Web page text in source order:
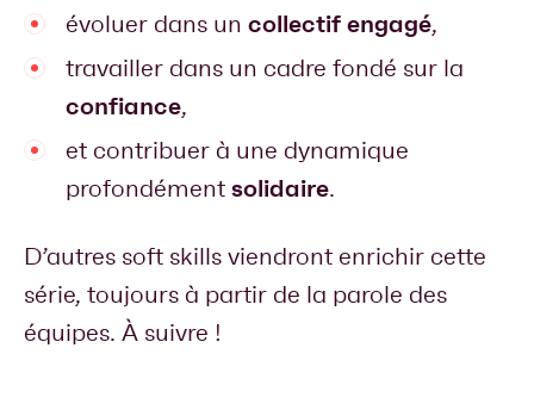
évoluer dans un collectif engagé,
travailler dans un cadre fondé sur la
confiance,
et contribuer à une dynamique
profondément solidaire.
D’autres soft skills viendront enrichir cette
série, toujours à partir de la parole des
équipes. À suivre !